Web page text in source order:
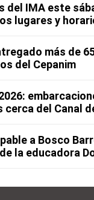
del IMA este
lugares y
más de
del Cepanim
cerca del Canal
a Bosco
la educadora